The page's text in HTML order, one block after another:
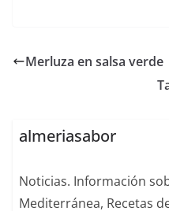
Merluza en salsa verde
almeriasabor
Noticias. Información
Mediterránea, Recetas